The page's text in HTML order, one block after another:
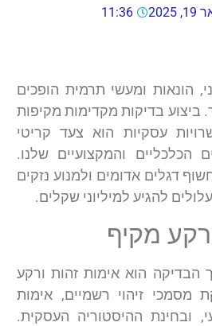
11:36
הונאות ומעשי תרמית הופכים
ביצוע בדיקות מקדימות מקיפות
עסקיות הוא צעד קריטי
הכלכליים והמקצועיים שלנו.
דגלים אדומים ולמנוע נזקים
להגיע למיליוני שקלים.
מקיף
הבדיקה הוא אימות זהות ורקע
מסמכי זיהוי רשמיים, אימות
ובחינת ההיסטוריה העסקית.